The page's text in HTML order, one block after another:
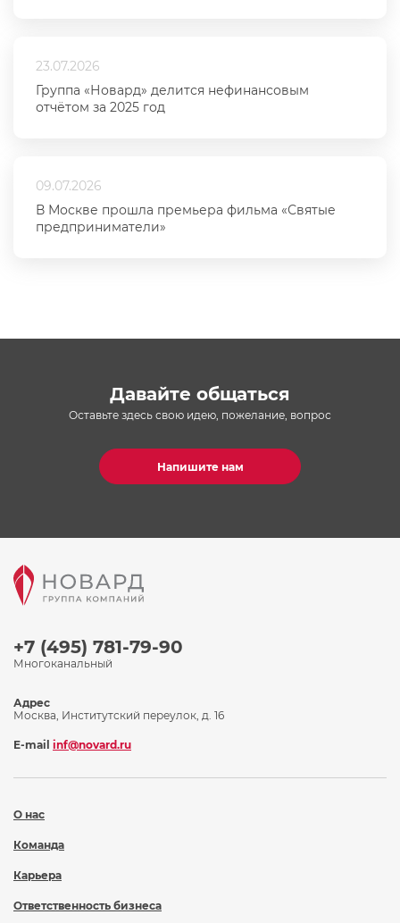
23.07.2026
Группа «Новард» делится нефинансовым
отчётом за 2025 год
09.07.2026
В Москве прошла премьера фильма «Святые
предприниматели»
Давайте общаться
Оставьте здесь свою идею, пожелание, вопрос
Напишите нам
+7 (495) 781-79-90
Многоканальный
О нас
Команда
Карьера
Ответственность бизнеса
Адрес
Москва, Институтский переулок, д. 16
E-mail inf@novard.ru